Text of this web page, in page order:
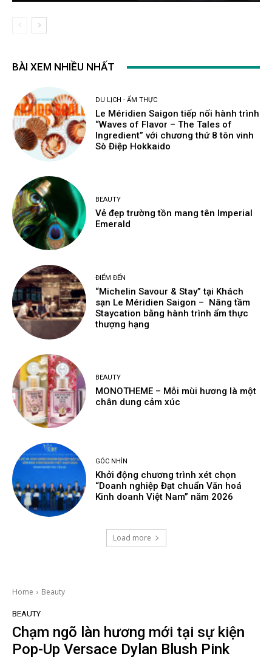
BÀI XEM NHIỀU NHẤT
DU LỊCH - ẨM THỰC
Le Méridien Saigon tiếp nối hành trình
“Waves of Flavor – The Tales of
Ingredient” với chương thứ 8 tôn vinh
Sò Điệp Hokkaido
BEAUTY
Vẻ đẹp trường tồn mang tên Imperial
Emerald
ĐIỂM ĐẾN
“Michelin Savour & Stay” tại Khách
sạn Le Méridien Saigon – Nâng tầm
Staycation bằng hành trình ẩm thực
thượng hạng
BEAUTY
MONOTHEME – Mỗi mùi hương là một
chân dung cảm xúc
GÓC NHÌN
Khởi động chương trình xét chọn
“Doanh nghiệp Đạt chuẩn Văn hoá
Kinh doanh Việt Nam” năm 2026
Load more